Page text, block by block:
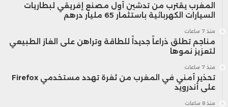
المغرب يقترب من تدشين أول مصنع إفريقي لبطاريات
السيارات الكهربائية باستثمار 65 مليار درهم
منذ 7 ساعات
مناجم تطلق ذراعاً جديداً للطاقة وتراهن على الغاز الطبيعي
لتعزيز نموها
منذ 7 ساعات
تحذير أمني في المغرب من ثغرة تهدد مستخدمي Firefox
على أندرويد
منذ 8 ساعات